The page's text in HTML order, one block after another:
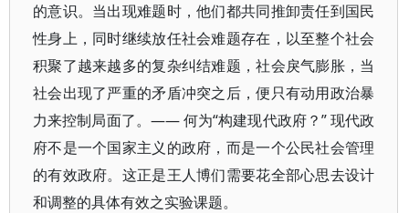
的意识。当出现难题时，他们都共同推卸责任到国民
性身上，同时继续放任社会难题存在，以至整个社会
积聚了越来越多的复杂纠结难题，社会戾气膨胀，当
社会出现了严重的矛盾冲突之后，便只有动用政治暴
力来控制局面了。—— 何为“构建现代政府？” 现代政
府不是一个国家主义的政府，而是一个公民社会管理
的有效政府。这正是王人博们需要花全部心思去设计
和调整的具体有效之实验课题。